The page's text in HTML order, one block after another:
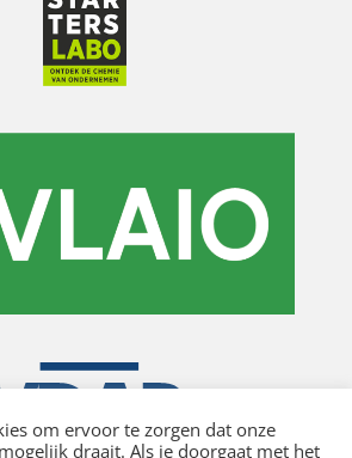
om ervoor te zorgen dat onze
draait. Als je doorgaat met het